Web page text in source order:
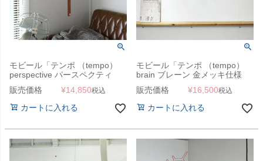
モビール「テンポ （tempo）
perspective パースペクティ
ブ」
販売価格 ¥14,850税込
カートに入れる
モビール「テンポ （tempo）
brain ブレーン 金メッキ仕様
（ゴールド）」
販売価格 ¥16,500税込
カートに入れる